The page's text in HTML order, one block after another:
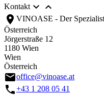
Kontakt 
location_on VINOASE - Der
Österreich
Jörgerstraße 12
1180 Wien
Wien
Österreich
emailoffice@vinoase.at
call+43 1 208 05 41